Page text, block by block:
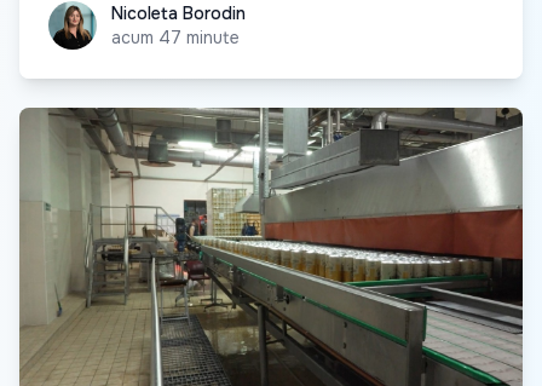
Nicoleta Borodin
Nicoleta Borodin
acum 47 minute